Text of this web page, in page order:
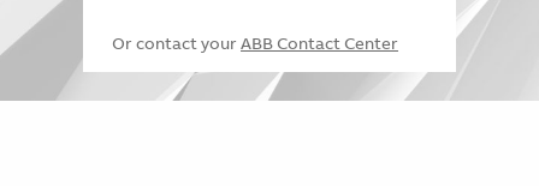
Or contact your ABB Contact Center